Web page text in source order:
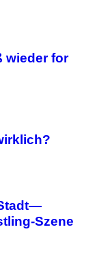
wieder for
Szene